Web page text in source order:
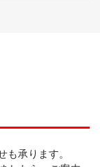
承ります。